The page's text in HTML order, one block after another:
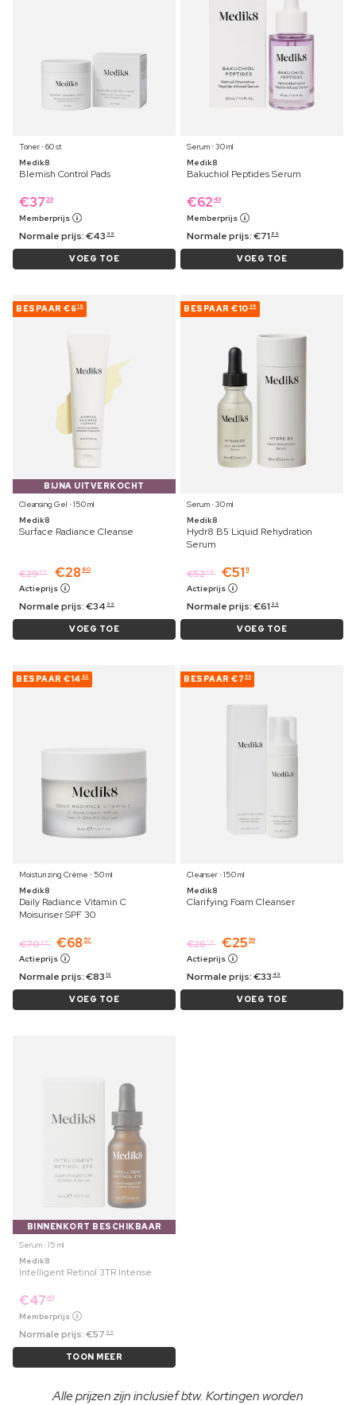
Toner ⋅ 60 st
Medik8
Blemish Control Pads
€37 39
Memberprijs
Normale prijs:€43 99
VOEG TOE
Serum ⋅ 30 ml
Medik8
Bakuchiol Peptides Serum
€62 49
Memberprijs
Normale prijs:€71 89
VOEG TOE
BESPAAR €619
BIJNA UITVERKOCHT
Cleansing Gel ⋅ 150 ml
Medik8
Surface Radiance Cleanse
€29 69 €28 80
Actieprijs
Normale prijs:€34 99
VOEG TOE
BESPAAR €10 88
Serum ⋅ 30 ml
Medik8
Hydr8 B5 Liquid Rehydration
Serum
€52 69 €51 11
Actieprijs
Normale prijs:€61 99
VOEG TOE
BESPAAR €14 62
Moisturizing Crème ⋅ 50 ml
Medik8
Daily Radiance Vitamin C
Moisuriser SPF 30
€70 69 €68 57
Actieprijs
Normale prijs:€83 19
VOEG TOE
BESPAAR €7 50
Cleanser ⋅ 150 ml
Medik8
Clarifying Foam Cleanser
€2679 €25 99
Actieprijs
Normale prijs:€33 49
VOEG TOE
BINNENKORT BESCHIKBAAR
Serum ⋅ 15 ml
Medik8
Intelligent Retinol 3TR Intense
€47 49
Memberprijs
Normale prijs:€57 99
TOON MEER
Alle prijzen zijn inclusief btw. Kortingen worden